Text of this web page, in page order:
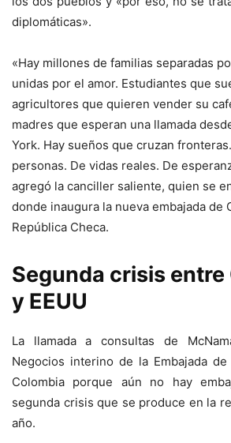
diplomáticas».
«Hay millones de familias separadas
unidas por el amor. Estudiantes que
agricultores que quieren vender su
madres que esperan una llamada
York. Hay sueños que cruzan
personas. De vidas reales. De
agregó la canciller saliente, quien se
donde inaugura la nueva embajada de
República Checa.
Segunda crisis entre
y EEUU
La llamada a consultas de
Negocios interino de la Embajada
Colombia porque aún no hay
segunda crisis que se produce en la
año.